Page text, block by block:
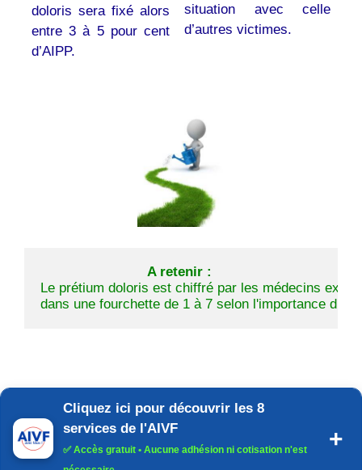
doloris sera fixé alors
entre 3 à 5 pour cent
d’AIPP.
situation avec celle
d’autres victimes.
A retenir :
Le prétium doloris est chiffré par les médecins
dans une fourchette de 1 à 7 selon l'importance du
Cliquez ici pour découvrir les 8
services de l'AIVF
✅Accès gratuit • Aucune adhésion ni cotisation n'est